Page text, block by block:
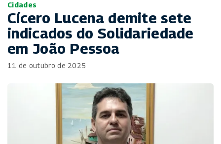
Cidades
Cícero Lucena demite sete
indicados do Solidariedade
em João Pessoa
11 de outubro de 2025